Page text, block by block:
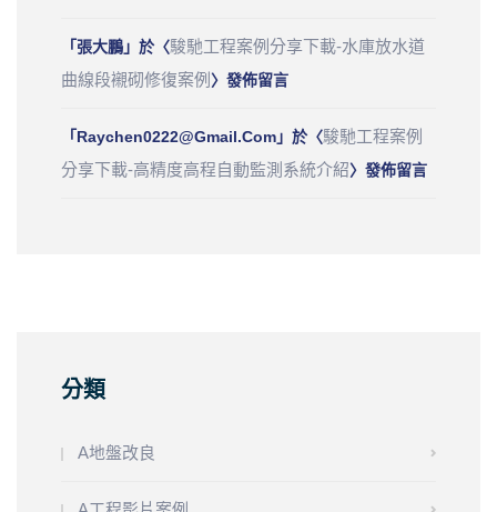
「張大鵬」於〈駿馳工程案例分享下載-水庫放水道
曲線段襯砌修復案例 〉發佈留言
「 Raychen0222@gmail.com」於〈駿馳工程案例
分享下載-高精度高程自動監測系統介紹〉發佈留言
分類
A地盤改良